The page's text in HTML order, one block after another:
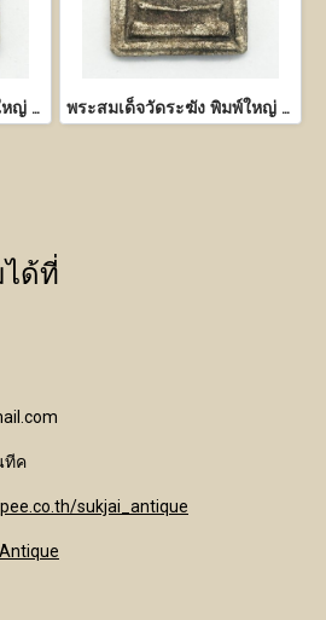
พระสมเด็จวัดระฆัง พิมพ์ใหญ่ เนื้อผงพุทธคุณ พระสมเด็จวัดระฆัง พิมพ์ใหญ่ เนื้อผงพุทธคุณ
ได้ที่
ทีค
sukjai_antique